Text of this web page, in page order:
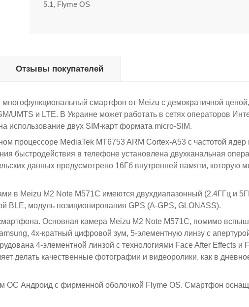
5.1, Flyme OS
многофункциональный смартфон от Meizu с демократичной ценой,
UMTS и LTE. В Украине может работать в сетях операторов
использование двух SIM-карт формата micro-SIM.
процессоре MediaTek MT6753 ARM Cortex-A53 с частотой ядер
быстродействия в телефоне установлена двухканальная
данных предусмотрено 16Гб внутренней памяти, которую
в Meizu M2 Note M571C имеются двухдиапазонный (2.4ГГц и
BLE, модуль позиционирования GPS (A-GPS, GLONASS).
Основная камера Meizu M2 Note M571C, помимо
4x-кратный цифровой зум, 5-элементную линзу с
4-элементной линзой с технологиями Face After Effects и
делать качественные фотографии и видеоролики, как в
ОС Андроид с фирменной оболочкой Flyme OS. Смартфон
Отзывы покупателей